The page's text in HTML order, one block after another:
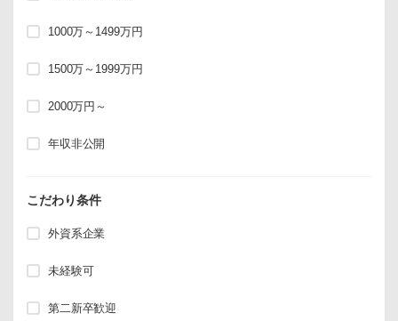
1000万～1499万円
1500万～1999万円
2000万円～
年収非公開
こだわり条件
外資系企業
未経験可
第二新卒歓迎